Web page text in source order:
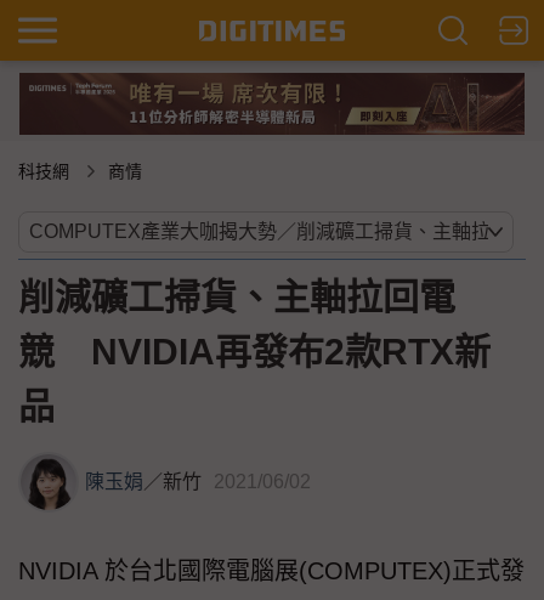
科技網 商情
削減礦工掃貨、主軸拉回電
競 NVIDIA再發布2款RTX新
品
陳玉娟／新竹 2021/06/02
NVIDIA 於台北國際電腦展(COMPUTEX)正式發